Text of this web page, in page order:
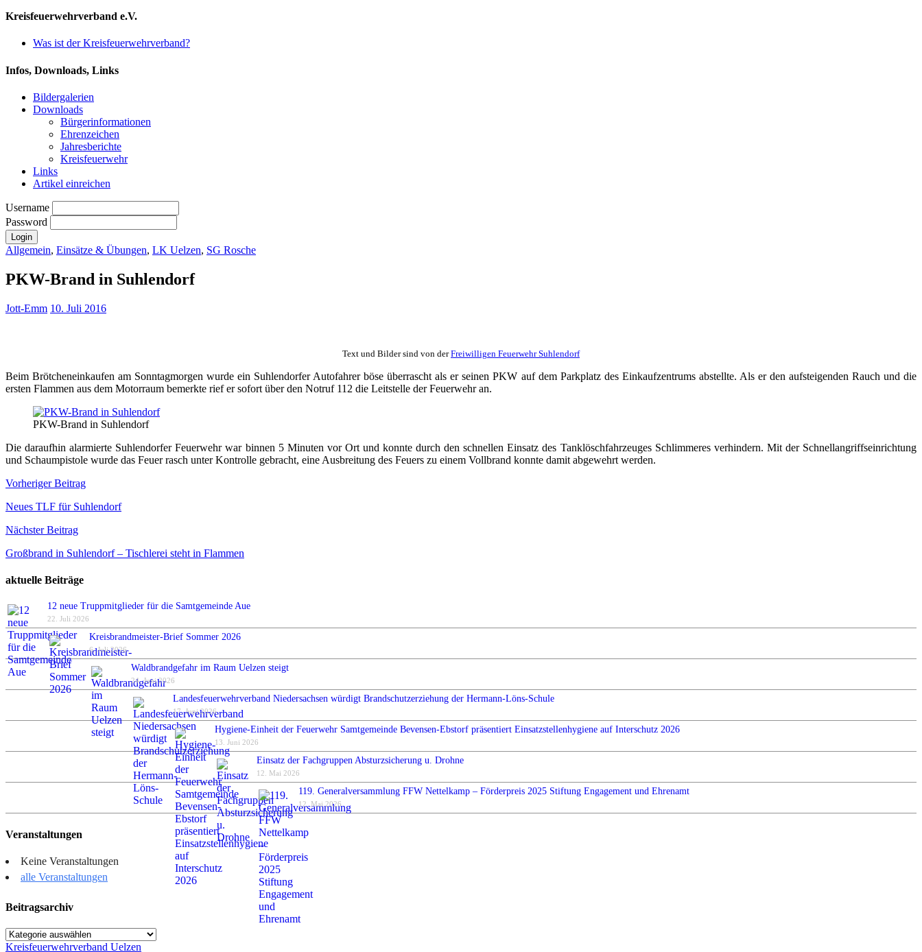
Kreisfeuerwehrverband e.V.
Was ist der Kreisfeuerwehrverband?
Infos, Downloads, Links
Bildergalerien
Downloads
Bürgerinformationen
Ehrenzeichen
Jahresberichte
Kreisfeuerwehr
Links
Artikel einreichen
Username
Password
Allgemein, Einsätze & Übungen, LK Uelzen, SG Rosche
PKW-Brand in Suhlendorf
Jott-Emm 10. Juli 2016
Text und Bilder sind von derFreiwilligen Feuerwehr Suhlendorf
Beim Brötcheneinkaufen am Sonntagmorgen wurde ein Suhlendorfer Autofahrer böse überrascht als er seinen PKW auf dem Parkplatz des Einkaufzentrums abstellte. Als er den aufsteigenden Rauch und die
ersten Flammen aus dem Motorraum bemerkte rief er sofort über den Notruf 112 die Leitstelle der Feuerwehr an.
PKW-Brand in Suhlendorf
Die daraufhin alarmierte Suhlendorfer Feuerwehr war binnen 5 Minuten vor Ort und konnte durch den schnellen Einsatz des Tanklöschfahrzeuges Schlimmeres verhindern. Mit der Schnellangriffseinrichtung
und Schaumpistole wurde das Feuer rasch unter Kontrolle gebracht, eine Ausbreitung des Feuers zu einem Vollbrand konnte damit abgewehrt werden.
Beitragsnavigation
Vorheriger Beitrag
Neues TLF für Suhlendorf
Nächster Beitrag
Großbrand in Suhlendorf – Tischlerei steht in Flammen
aktuelle Beiträge
12 neue Truppmitglieder für die Samtgemeinde Aue
22. Juli 2026
Kreisbrandmeister-Brief Sommer 2026
6. Juli 2026
Waldbrandgefahr im Raum Uelzen steigt
24. Juni 2026
Landesfeuerwehrverband Niedersachsen würdigt Brandschutzerziehung der Hermann-Löns-Schule
17. Juni 2026
Hygiene-Einheit der Feuerwehr Samtgemeinde Bevensen-Ebstorf präsentiert Einsatzstellenhygiene auf Interschutz 2026
13. Juni 2026
Einsatz der Fachgruppen Absturzsicherung u. Drohne
12. Mai 2026
119. Generalversammlung FFW Nettelkamp – Förderpreis 2025 Stiftung Engagement und Ehrenamt
12. Mai 2026
Veranstaltungen
Keine Veranstaltungen
alle Veranstaltungen
Beitragsarchiv
Beitragsarchiv
Kreisfeuerwehrverband Uelzen